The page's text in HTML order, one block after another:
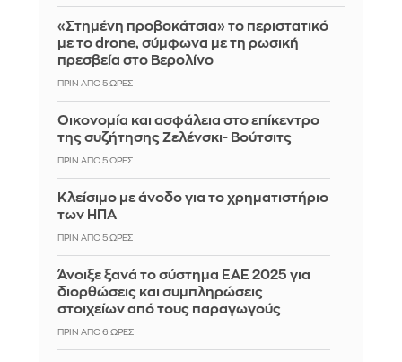
«Στημένη προβοκάτσια» το περιστατικό
με το drone, σύμφωνα με τη ρωσική
πρεσβεία στο Βερολίνο
ΠΡΙΝ ΑΠΌ 5 ΏΡΕΣ
Οικονομία και ασφάλεια στο επίκεντρο
της συζήτησης Ζελένσκι- Βούτσιτς
ΠΡΙΝ ΑΠΌ 5 ΏΡΕΣ
Κλείσιμο με άνοδο για το χρηματιστήριο
των ΗΠΑ
ΠΡΙΝ ΑΠΌ 5 ΏΡΕΣ
Άνοιξε ξανά το σύστημα ΕΑΕ 2025 για
διορθώσεις και συμπληρώσεις
στοιχείων από τους παραγωγούς
ΠΡΙΝ ΑΠΌ 6 ΏΡΕΣ